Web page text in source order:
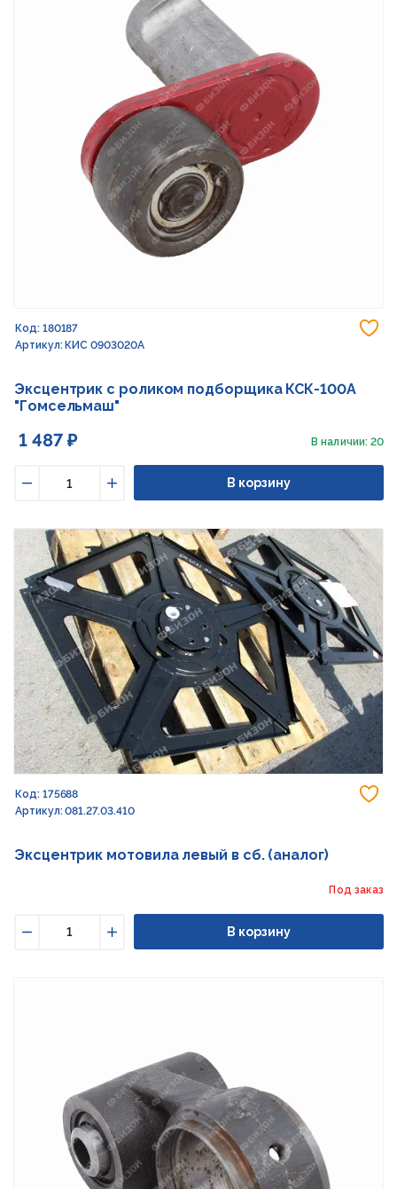
Код: 180187
Артикул: КИС 0903020А
Эксцентрик с роликом подборщика КСК-100А
"Гомсельмаш"
1 487 ₽ В наличии: 20
Увеличить
В корзину
Код: 175688
Артикул: 081.27.03.410
Эксцентрик мотовила левый в сб. (аналог)
Под заказ
Увеличить
В корзину